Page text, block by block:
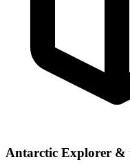
Antarctic Explorer &